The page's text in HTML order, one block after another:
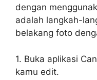
dengan
adalah langkah-
belakang foto
1. Buka aplikasi
kamu edit.